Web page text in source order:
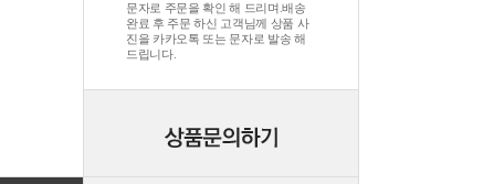
문자로 주문을 확인 해 드리며.배송
완료 후 주문 하신 고객님께 상품 사
진을 카카오톡 또는 문자로 발송 해
드립니다.